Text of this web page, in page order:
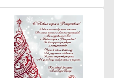
платежом на ПВЗ "Европочты"
. Заказывайте